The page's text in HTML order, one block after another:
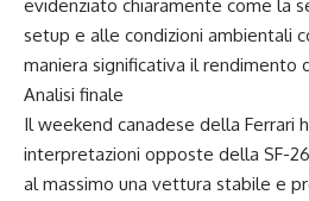
evidenziato chiaramente come la
setup e alle condizioni ambientali
maniera significativa il rendimento
Analisi finale
Il weekend canadese della Ferrari
interpretazioni opposte della SF-
al massimo una vettura stabile e